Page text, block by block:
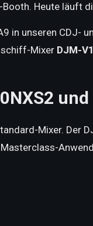
Heute läuft
in unseren CDJ-
Mixer DJM-
Mixer. Der